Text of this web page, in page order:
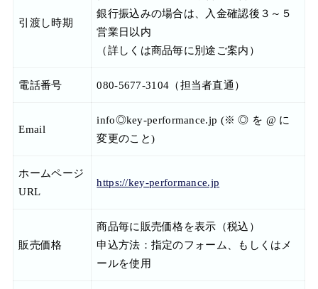
引渡し時期
銀行振込みの場合は、入金確認後３～５
営業日以内
（詳しくは商品毎に別途ご案内）
電話番号 080-5677-3104（担当者直通）
Email
info◎key-performance.jp (※ ◎ を @ に
変更のこと)
ホームページ
URL
https://key-performance.jp
販売価格
商品毎に販売価格を表示（税込）
申込方法：指定のフォーム、もしくはメ
ールを使用